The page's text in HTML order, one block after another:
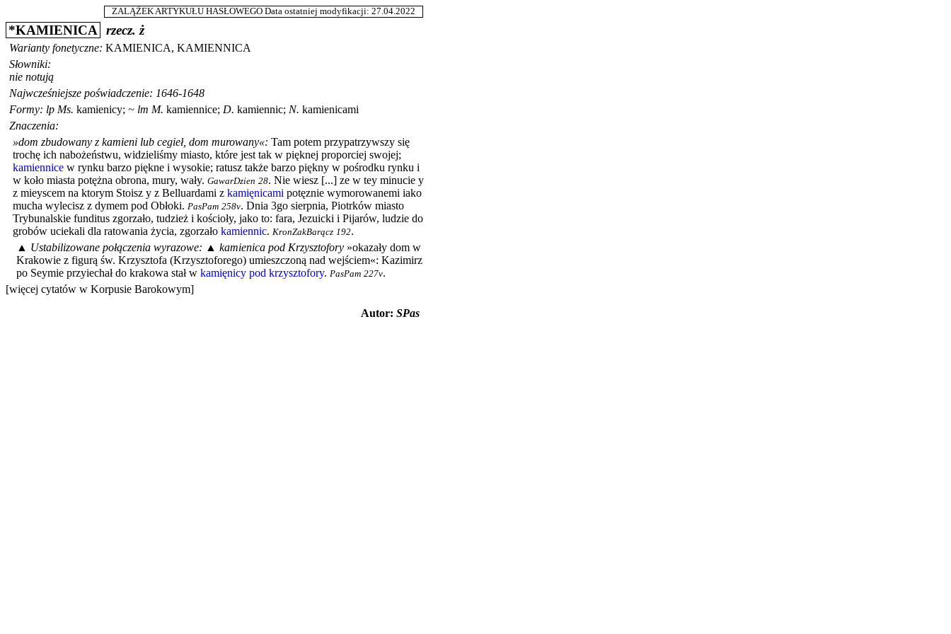
ZALĄŻEK ARTYKUŁU HASŁOWEGO Data ostatniej modyfikacji: 27.04.2022
*KAMIENICA rzecz. ż
Warianty fonetyczne: KAMIENICA, KAMIENNICA
Słowniki:
nie notują
Najwcześniejsze poświadczenie: 1646-1648
Formy: lp Ms. kamienicy; ~ lm M. kamiennice; D. kamiennic; N. kamienicami
Znaczenia:
»dom zbudowany z kamieni lub cegieł, dom murowany«: Tam potem przypatrzywszy się
trochę ich nabożeństwu, widzieliśmy miasto, które jest tak w pięknej proporciej swojej;
kamiennice w rynku barzo piękne i wysokie; ratusz także barzo piękny w pośrodku rynku i
w koło miasta potężna obrona, mury, wały. GawarDzien 28. Nie wiesz [...] ze w tey minucie y
z mieyscem na ktorym Stoisz y z Belluardami z kamięnicami potęznie wymorowanemi iako
mucha wylecisz z dymem pod Obłoki. PasPam 258v. Dnia 3go sierpnia, Piotrków miasto
Trybunalskie funditus zgorzało, tudzież i kościoły, jako to: fara, Jezuicki i Pijarów, ludzie do
grobów uciekali dla ratowania życia, zgorzało kamiennic. KronZakBarącz 192.
▲ Ustabilizowane połączenia wyrazowe: ▲ kamienica pod Krzysztofory »okazały dom w
Krakowie z figurą św. Krzysztofa (Krzysztoforego) umieszczoną nad wejściem«: Kazimirz
po Seymie przyiechał do krakowa stał w kamięnicy pod krzysztofory. PasPam 227v.
[więcej cytatów w Korpusie Barokowym]
Autor: SPas